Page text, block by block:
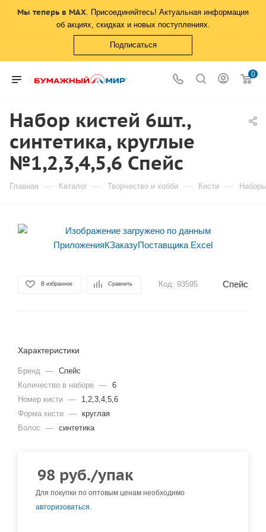
Мы теперь в MAX. Присоединяйтесь! Актуальная информация
об акциях, скидках и новых поступлениях.
Подписаться
0
Набор кистей 6шт.,
синтетика, круглые
№1,2,3,4,5,6 Спейс
Главная — Каталог — Творчество и хобби — Кисти —
В избранное Сравнить Код: 93595 Спейс
Характеристики
Бренд — Спейс
Количество в наборе — 6
Номер кисти —
1,2,3,4,5,6
Форма кисти — круглая
Волос
— синтетика
98 руб./упак
Для покупки по оптовым ценам необходимо
авторизоваться.